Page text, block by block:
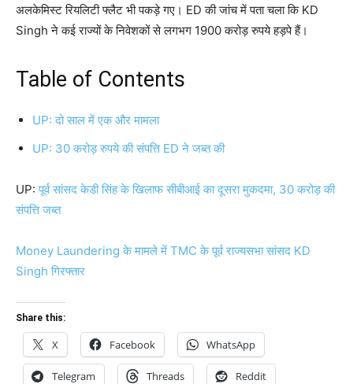
अलकेमिस्ट रियलिटी फ्लैट भी पकड़े गए। ED की जांच में पता चला कि KD
Singh ने कई राज्यों के निवेशकों से लगभग 1900 करोड़ रुपये हड़पे हैं।
Table of Contents
UP: दो साल में एक और मामला
UP: 30 करोड़ रुपये की संपत्ति ED ने जब्त की
UP:पूर्व सांसद केडी सिंह के खिलाफ सीबीआई का दूसरा मुकदमा, 30 करोड़ की
संपत्ति जब्त
Money Laundering के मामले में TMC के पूर्व राज्यसभा सांसद KD
Singh गिरफ्तार
Share this:
X Facebook WhatsApp
Telegram Threads Reddit